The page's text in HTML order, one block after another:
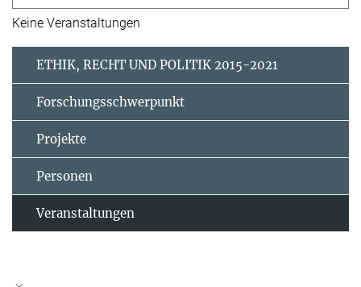
Keine Veranstaltungen
ETHIK, RECHT UND POLITIK 2015-2021
Forschungsschwerpunkt
Projekte
Personen
Veranstaltungen